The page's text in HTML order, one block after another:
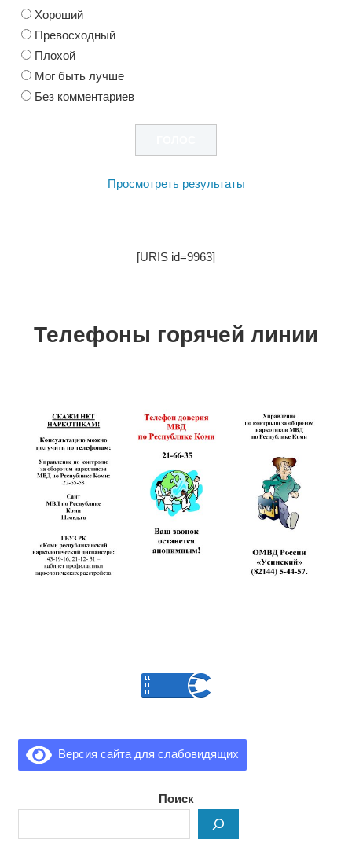
Хороший
Превосходный
Плохой
Мог быть лучше
Без комментариев
Просмотреть результаты
[URIS id=9963]
Телефоны горячей линии
Версия сайта для слабовидящих
Поиск